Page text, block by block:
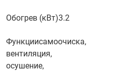
Обогрев (кВт)3.2
Функциисамоочиска,
вентиляция,
осушение,